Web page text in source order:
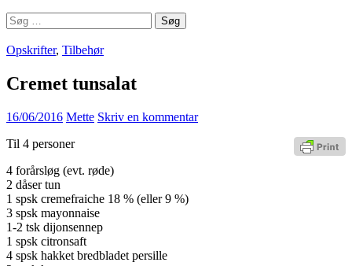
Søg
efter:
Opskrifter, Tilbehør
Cremet tunsalat
16/06/2016 Mette Skriv en kommentar
Til 4 personer
4 forårsløg (evt. røde)
2 dåser tun
1 spsk cremefraiche 18 % (eller 9 %)
3 spsk mayonnaise
1-2 tsk dijonsennep
1 spsk citronsaft
4 spsk hakket bredbladet persille